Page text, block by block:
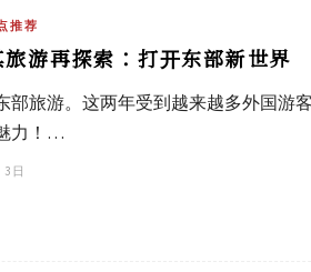
推荐
旅游再探索：打开东部新世界
部旅游。这两年受到越来越多外国游
力！…
3 日